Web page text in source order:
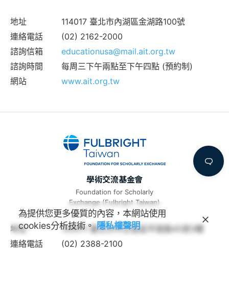
地址
114017 臺北市內湖區金湖路100號
連絡電話
(02) 2162-2000
諮詢信箱
educationusa@mail.ait.org.tw
諮詢時間
每周三下午兩點至下午四點 (預約制)
網站
www.ait.org.tw
學術交流基金會
Foundation for Scholarly
Exchange (Fulbright Taiwan)
地址
100011 臺北市中正區延平南路45號3樓
連絡電話
(02) 2388-2100
為提供您更多優質的內容，本網站使用
cookies分析技術。隱私權聲明